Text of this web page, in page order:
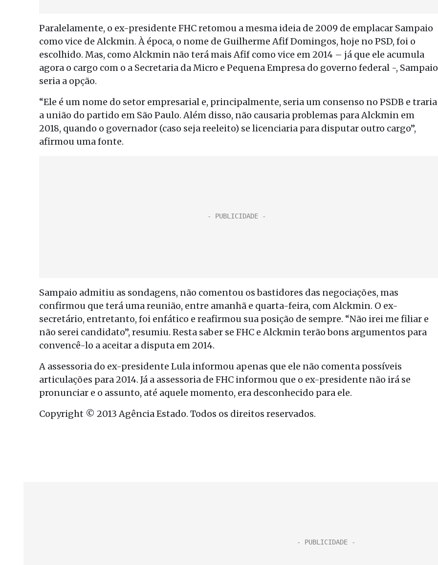
Paralelamente, o ex-presidente FHC retomou a mesma ideia de 2009 de emplacar Sampaio
como vice de Alckmin. À época, o nome de Guilherme Afif Domingos, hoje no PSD, foi o
escolhido. Mas, como Alckmin não terá mais Afif como vice em 2014 – já que ele acumula
agora o cargo com o a Secretaria da Micro e Pequena Empresa do governo federal -, Sampaio
seria a opção.
“Ele é um nome do setor empresarial e, principalmente, seria um consenso no PSDB e traria
a união do partido em São Paulo. Além disso, não causaria problemas para Alckmin em
2018, quando o governador (caso seja reeleito) se licenciaria para disputar outro cargo”,
afirmou uma fonte.
Sampaio admitiu as sondagens, não comentou os bastidores das negociações, mas
confirmou que terá uma reunião, entre amanhã e quarta-feira, com Alckmin. O ex-
secretário, entretanto, foi enfático e reafirmou sua posição de sempre. “Não irei me filiar e
não serei candidato”, resumiu. Resta saber se FHC e Alckmin terão bons argumentos para
convencê-lo a aceitar a disputa em 2014.
A assessoria do ex-presidente Lula informou apenas que ele não comenta possíveis
articulações para 2014. Já a assessoria de FHC informou que o ex-presidente não irá se
pronunciar e o assunto, até aquele momento, era desconhecido para ele.
Copyright © 2013 Agência Estado. Todos os direitos reservados.